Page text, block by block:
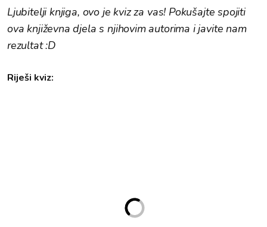
Ljubitelji knjiga, ovo je kviz za vas! Pokušajte spojiti
ova književna djela s njihovim autorima i javite nam
rezultat :D
Riješi kviz: